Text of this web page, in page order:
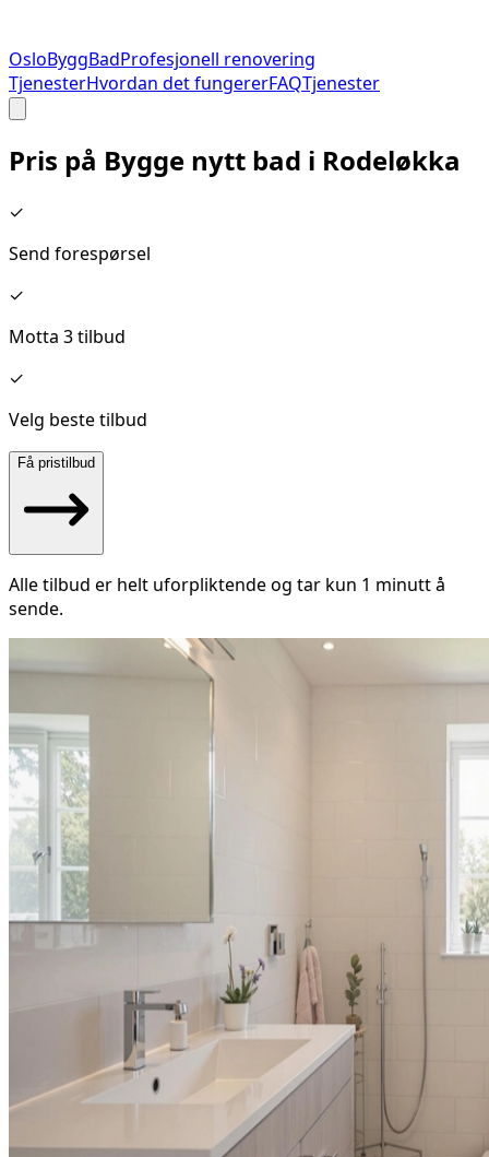
OsloByggBadProfesjonell renovering
TjenesterHvordan det fungererFAQTjenester
Pris på Bygge nytt bad i Rodeløkka
✓
Send forespørsel
✓
Motta 3 tilbud
✓
Velg beste tilbud
Få pristilbud
Alle tilbud er helt uforpliktende og tar kun 1 minutt å
sende.